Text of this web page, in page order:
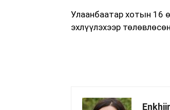
Улаанбаатар хотын 16
эхлүүлэхээр